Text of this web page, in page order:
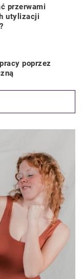
przerwami
utylizacji
poprzez